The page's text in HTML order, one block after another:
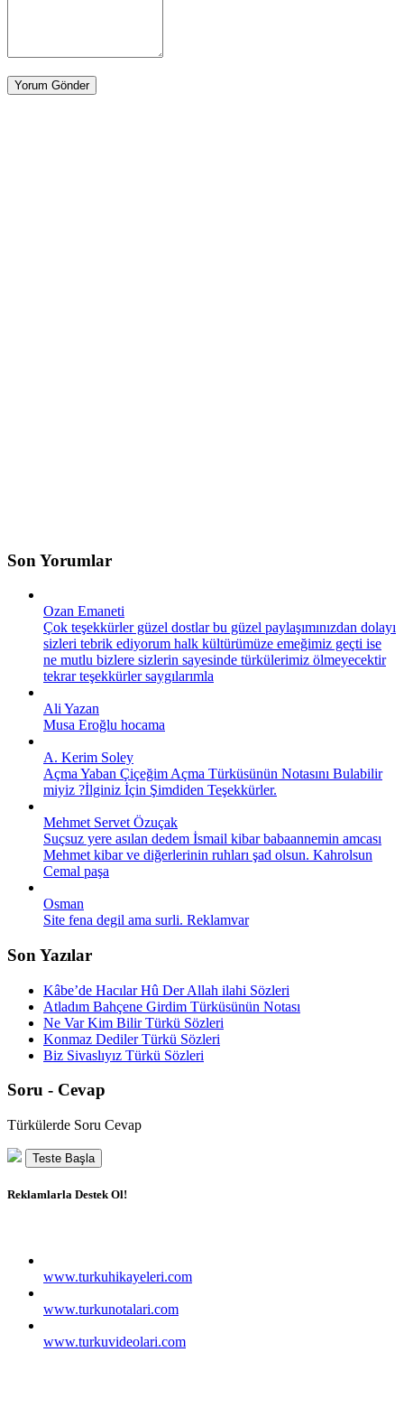
Son Yorumlar
Ozan Emaneti
Çok teşekkürler güzel dostlar bu güzel paylaşımınızdan dolayı
sizleri tebrik ediyorum halk kültürümüze emeğimiz geçti ise
ne mutlu bizlere sizlerin sayesinde türkülerimiz ölmeyecektir
tekrar teşekkürler saygılarımla
Ali Yazan
Musa Eroğlu hocama
A. Kerim Soley
Açma Yaban Çiçeğim Açma Türküsünün Notasını Bulabilir
miyiz ?İlginiz İçin Şimdiden Teşekkürler.
Mehmet Servet Özuçak
Suçsuz yere asılan dedem İsmail kibar babaannemin amcası
Mehmet kibar ve diğerlerinin ruhları şad olsun. Kahrolsun
Cemal paşa
Osman
Site fena degil ama surli. Reklamvar
Son Yazılar
Kâbe’de Hacılar Hû Der Allah ilahi Sözleri
Atladım Bahçene Girdim Türküsünün Notası
Ne Var Kim Bilir Türkü Sözleri
Konmaz Dediler Türkü Sözleri
Biz Sivaslıyız Türkü Sözleri
Soru - Cevap
Türkülerde Soru Cevap
Teste Başla
Reklamlarla Destek Ol!
www.turkuhikayeleri.com
www.turkunotalari.com
www.turkuvideolari.com